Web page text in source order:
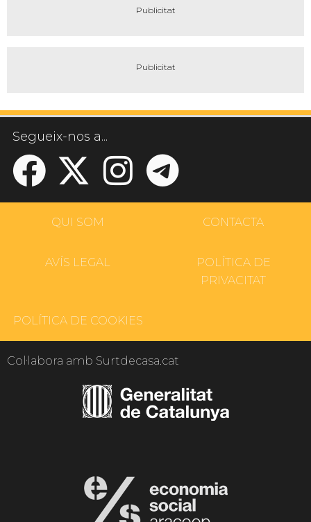
Segueix-nos a...
QUI SOM CONTACTA
AVÍS LEGAL
POLÍTICA DE
PRIVACITAT
POLÍTICA DE COOKIES
Col·labora amb Surtdecasa.cat